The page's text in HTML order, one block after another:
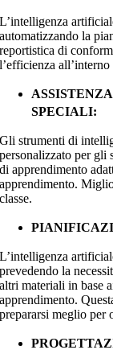
L’intelligenza
automatizzando la
reportistica di
l’efficienza
SPECIALI:
Gli strumenti di
personalizzato per gli
di apprendimento
apprendimento.
classe.
L’intelligenza
prevedendo la
altri materiali in base
apprendimento.
prepararsi meglio per